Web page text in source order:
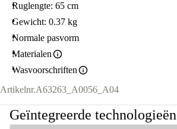
Ruglengte: 65 cm
Gewicht: 0.37 kg
Normale pasvorm
Materialen
Wasvoorschriften
Artikelnr.A63263_A0056_A04
Geïntegreerde technologieën